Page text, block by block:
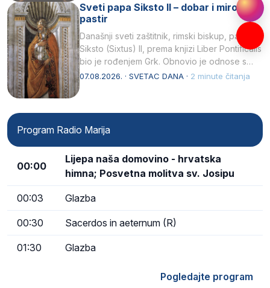
Sveti papa Siksto II – dobar i miroljubiv
pastir
Današnji sveti zaštitnik, rimski biskup, papa
Siksto (Sixtus) II, prema knjizi Liber Pontificalis
bio je rođenjem Grk. Obnovio je odnose s
afričkim…
07.08.2026. · SVETAC DANA · 2 minute čitanja
Program Radio Marija
00:00
Lijepa naša domovino - hrvatska
himna; Posvetna molitva sv. Josipu
00:03 Glazba
00:30 Sacerdos in aeternum (R)
01:30 Glazba
Pogledajte program